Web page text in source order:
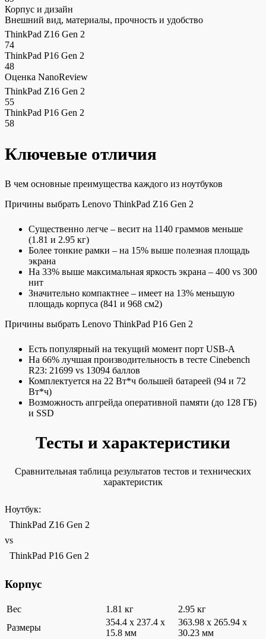
Корпус и дизайн
Внешний вид, материалы, прочность и удобство
ThinkPad Z16 Gen 2
74
ThinkPad P16 Gen 2
48
Оценка NanoReview
ThinkPad Z16 Gen 2
55
ThinkPad P16 Gen 2
58
Ключевые отличия
В чем основные преимущества каждого из ноутбуков
Причины выбрать Lenovo ThinkPad Z16 Gen 2
Существенно легче – весит на 1140 граммов меньше
(1.81 и 2.95 кг)
Более тонкие рамки – на 15% выше полезная площадь
экрана
На 33% выше максимальная яркость экрана – 400 vs 300
нит
Значительно компактнее – имеет на 13% меньшую
площадь корпуса (841 и 968 см2)
Причины выбрать Lenovo ThinkPad P16 Gen 2
Есть популярный на текущий момент порт USB-A
На 66% лучшая производительность в тесте Cinebench
R23: 21699 vs 13094 баллов
Комплектуется на 22 Вт*ч большей батареей (94 и 72
Вт*ч)
Возможность апгрейда оперативной памяти (до 128 ГБ)
и SSD
Тесты и характеристики
Сравнительная таблица результатов тестов и технических
характеристик
Ноутбук:
ThinkPad Z16 Gen 2
vs
ThinkPad P16 Gen 2
Корпус
Вес 1.81 кг
2.95 кг
Размеры
354.4 x 237.4 x
15.8 мм
363.98 x 265.94 x
30.23 мм